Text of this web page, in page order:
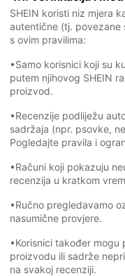
SHEIN koristi niz mjera
autentične (tj. povezane
s ovim pravilima:
•Samo korisnici koji su
putem njihovog SHEIN
proizvod.
•Recenzije podliježu
sadržaja (npr. psovke,
Pogledajte pravila i
•Računi koji pokazuju
recenzija u kratkom
•Ručno pregledavamo
nasumične provjere.
•Korisnici također mogu
proizvodu ili sadrže
na svakoj recenziji.